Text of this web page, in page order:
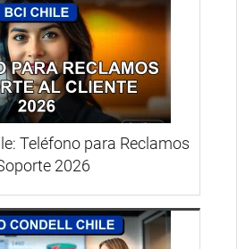
Teléfono para Reclamos
2026